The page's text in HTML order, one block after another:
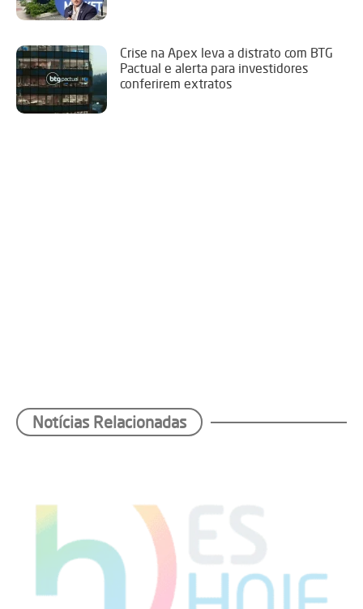
Crise na Apex leva a distrato com BTG
Pactual e alerta para investidores
conferirem extratos
Notícias Relacionadas